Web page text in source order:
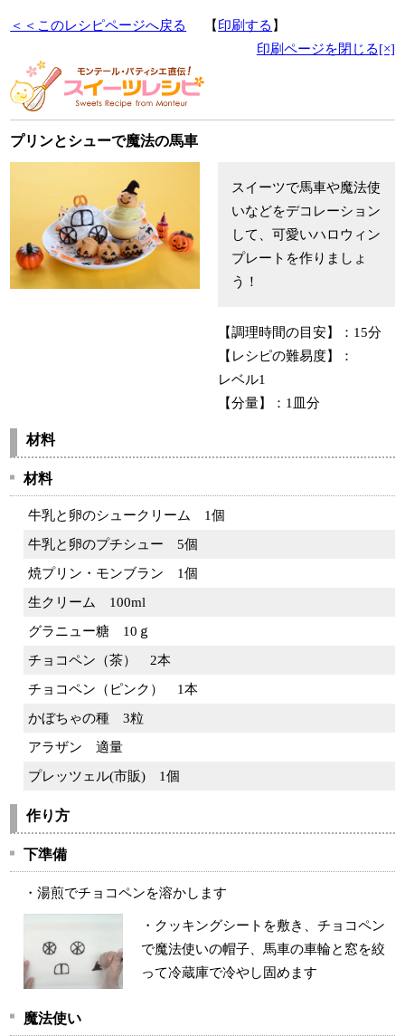
＜＜このレシピページへ戻る 【 印刷する 】
印刷ページを閉じる[×]
プリンとシューで魔法の馬車
スイーツで馬車や魔法使
いなどをデコレーション
して、可愛いハロウィン
プレートを作りましょ
う！
【調理時間の目安】： 15分
【レシピの難易度】：
レベル1
【分量】： 1皿分
材料
材料
牛乳と卵のシュークリーム
1個
牛乳と卵のプチシュー
5個
焼プリン・モンブラン
1個
生クリーム
100ml
グラニュー糖
10ｇ
チョコペン（茶）
2本
チョコペン（ピンク）
1本
かぼちゃの種
3粒
アラザン
適量
プレッツェル(市販)
1個
作り方
下準備
・湯煎でチョコペンを溶かします
・クッキングシートを敷き、チョコペン
で魔法使いの帽子、馬車の車輪と窓を絞
って冷蔵庫で冷やし固めます
魔法使い